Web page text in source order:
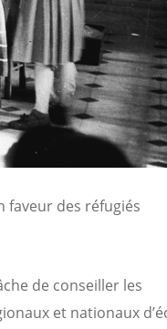
faveur des réfugiés
de conseiller les
et nationaux